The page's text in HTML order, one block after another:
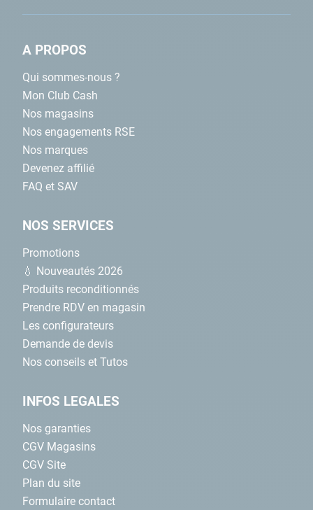
A PROPOS
Qui sommes-nous ?
Mon Club Cash
Nos magasins
Nos engagements RSE
Nos marques
Devenez affilié
FAQ et SAV
NOS SERVICES
Promotions
💧 Nouveautés 2026
Produits reconditionnés
Prendre RDV en magasin
Les configurateurs
Demande de devis
Nos conseils et Tutos
INFOS LEGALES
Nos garanties
CGV Magasins
CGV Site
Plan du site
Formulaire contact